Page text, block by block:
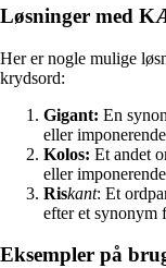
Løsninger med
Her er nogle mulige
krydsord:
Gigant: En
eller
Kolos: Et andet
eller
Riskant: Et
efter et
Eksempler på